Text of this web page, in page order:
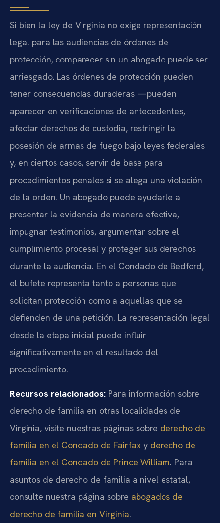
Si bien la ley de Virginia no exige representación
legal para las audiencias de órdenes de
protección, comparecer sin un abogado puede ser
arriesgado. Las órdenes de protección pueden
tener consecuencias duraderas —pueden
aparecer en verificaciones de antecedentes,
afectar derechos de custodia, restringir la
posesión de armas de fuego bajo leyes federales
y, en ciertos casos, servir de base para
procedimientos penales si se alega una violación
de la orden. Un abogado puede ayudarle a
presentar la evidencia de manera efectiva,
impugnar testimonios, argumentar sobre el
cumplimiento procesal y proteger sus derechos
durante la audiencia. En el Condado de Bedford,
el bufete representa tanto a personas que
solicitan protección como a aquellas que se
defienden de una petición. La representación legal
desde la etapa inicial puede influir
significativamente en el resultado del
procedimiento.
Recursos relacionados: Para información sobre
derecho de familia en otras localidades de
Virginia, visite nuestras páginas sobre derecho de
familia en el Condado de Fairfax y derecho de
familia en el Condado de Prince William. Para
asuntos de derecho de familia a nivel estatal,
consulte nuestra página sobre abogados de
derecho de familia en Virginia.